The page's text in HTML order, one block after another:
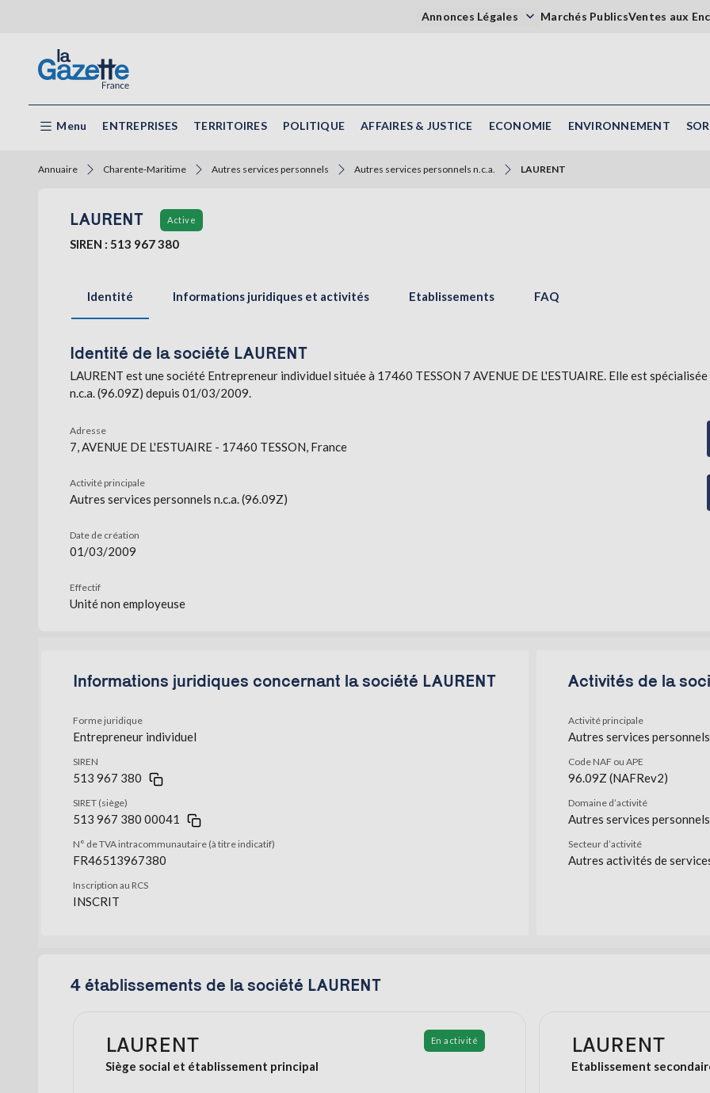
Annonces Légales Marchés PublicsVentes aux
Menu ENTREPRISES TERRITOIRES POLITIQUE AFFAIRES & JUSTICE ECONOMIE ENVIRONNEMENT
Annuaire Charente-Maritime Autres services personnels Autres services personnels n.c.a. LAURENT
LAURENT Active
SIREN : 513 967 380
Identité Informations juridiques et activités Etablissements FAQ
Identité de la société LAURENT
LAURENT est une société Entrepreneur individuel située à 17460 TESSON 7 AVENUE DE L'ESTUAIRE. Elle est
n.c.a. (96.09Z) depuis 01/03/2009.
Adresse
7, AVENUE DE L'ESTUAIRE - 17460 TESSON, France
Activité principale
Autres services personnels n.c.a. (96.09Z)
Date de création
01/03/2009
Effectif
Unité non employeuse
Informations juridiques concernant la société LAURENT
Forme juridique
Entrepreneur individuel
SIREN
513 967 380
SIRET (siège)
513 967 380 00041
N° de TVA intracommunautaire (à titre indicatif)
FR46513967380
Inscription au RCS
INSCRIT
Activités de la
Activité principale
Autres services personnels
Code NAF ou APE
96.09Z (NAFRev2)
Domaine d’activité
Autres services personnels
Secteur d’activité
Autres activités de
4 établissements de la société LAURENT
LAURENT
Siège social et établissement principal
En activité LAURENT
Etablissement